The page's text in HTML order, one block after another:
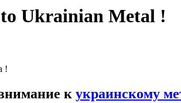
Ukrainian Metal !
!
к украинскому